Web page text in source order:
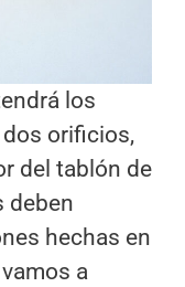
los
orificios,
del tablón de
deben
hechas en
a